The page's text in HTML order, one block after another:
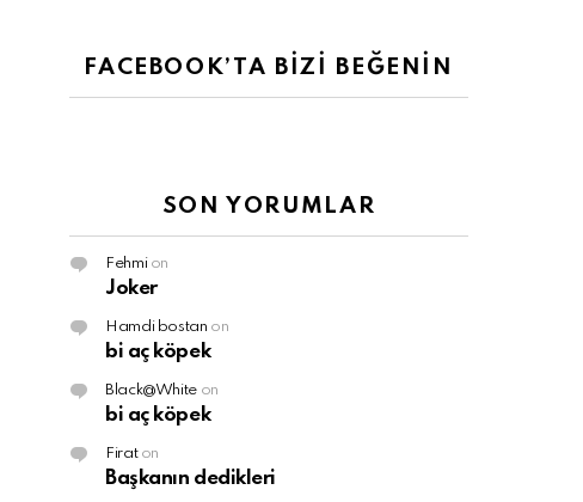
FACEBOOK’TA BİZİ BEĞENİN
SON YORUMLAR
Fehmion
Joker
Hamdi bostan on
bi aç köpek
Black@White on
bi aç köpek
Firaton
Başkanın dedikleri